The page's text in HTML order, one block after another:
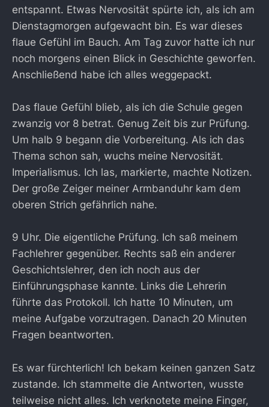
entspannt. Etwas Nervosität spürte ich, als ich am
Dienstagmorgen aufgewacht bin. Es war dieses
flaue Gefühl im Bauch. Am Tag zuvor hatte ich nur
noch morgens einen Blick in Geschichte geworfen.
Anschließend habe ich alles weggepackt.
Das flaue Gefühl blieb, als ich die Schule gegen
zwanzig vor 8 betrat. Genug Zeit bis zur Prüfung.
Um halb 9 begann die Vorbereitung. Als ich das
Thema schon sah, wuchs meine Nervosität.
Imperialismus. Ich las, markierte, machte Notizen.
Der große Zeiger meiner Armbanduhr kam dem
oberen Strich gefährlich nahe.
9 Uhr. Die eigentliche Prüfung. Ich saß meinem
Fachlehrer gegenüber. Rechts saß ein anderer
Geschichtslehrer, den ich noch aus der
Einführungsphase kannte. Links die Lehrerin
führte das Protokoll. Ich hatte 10 Minuten, um
meine Aufgabe vorzutragen. Danach 20 Minuten
Fragen beantworten.
Es war fürchterlich! Ich bekam keinen ganzen Satz
zustande. Ich stammelte die Antworten, wusste
teilweise nicht alles. Ich verknotete meine Finger,